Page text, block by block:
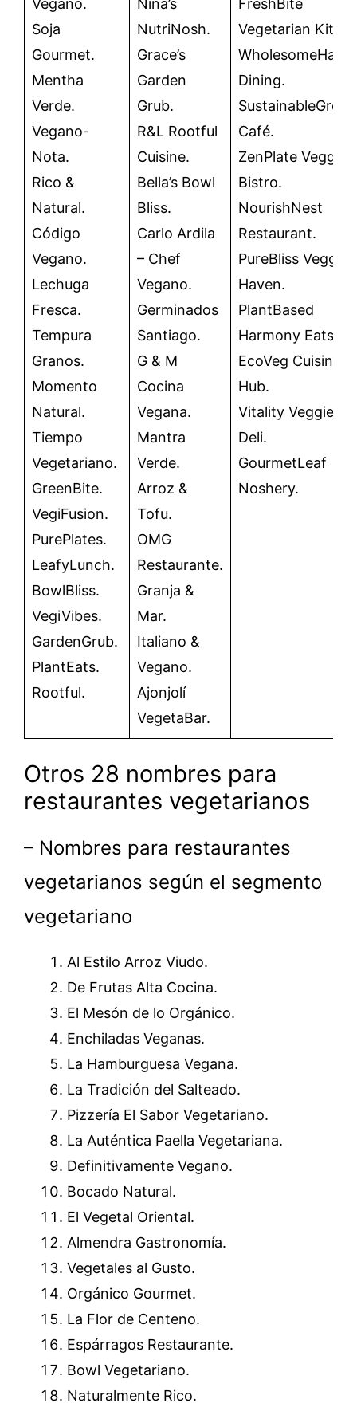
Vegano.
Soja
Gourmet.
Mentha
Verde.
Vegano-
Nota.
Rico &
Natural.
Código
Vegano.
Lechuga
Fresca.
Tempura
Granos.
Momento
Natural.
Tiempo
Vegetariano.
GreenBite.
VegiFusion.
PurePlates.
LeafyLunch.
BowlBliss.
VegiVibes.
GardenGrub.
PlantEats.
Rootful.
Nina’s
NutriNosh.
Grace’s
Garden
Grub.
R&L Rootful
Cuisine.
Bella’s Bowl
Bliss.
Carlo Ardila
– Chef
Vegano.
Germinados
Santiago.
G & M
Cocina
Vegana.
Mantra
Verde.
Arroz &
Tofu.
OMG
Restaurante.
Granja &
Mar.
Italiano &
Vegano.
Ajonjolí
VegetaBar.
FreshBite
Vegetarian
Dining.
Café.
ZenPlate Veggie
Bistro.
NourishNest
Restaurant.
PureBliss Veggie
Haven.
PlantBased
Harmony Eats.
EcoVeg Cuisine
Hub.
Vitality Veggies
Deli.
GourmetLeaf
Noshery.
Otros 28 nombres para
restaurantes vegetarianos
– Nombres para restaurantes
vegetarianos según el segmento
vegetariano
Al Estilo Arroz Viudo.
De Frutas Alta Cocina.
El Mesón de lo Orgánico.
Enchiladas Veganas.
La Hamburguesa Vegana.
La Tradición del Salteado.
Pizzería El Sabor Vegetariano.
La Auténtica Paella Vegetariana.
Definitivamente Vegano.
Bocado Natural.
El Vegetal Oriental.
Almendra Gastronomía.
Vegetales al Gusto.
Orgánico Gourmet.
La Flor de Centeno.
Espárragos Restaurante.
Bowl Vegetariano.
Naturalmente Rico.